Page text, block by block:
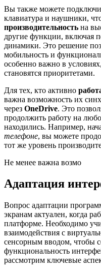
Вы также можете
клавиатура и наушники,
производительность на
другие функции, включая
динамики. Это решение
мобильность и
особенно важно в
становятся приоритетами.
Для тех, кто активно
важна возможность их
через OneDrive. Это
продолжить работу на
находились. Например,
телефоне, вы можете
тот же уровень
Не менее важна возмо
Адаптация
Вопрос адаптации
экранам актуален, когда
платформе. Необходимо
взаимодействия с
сенсорным вводом, чтобы
функциональность
рассмотрим ключевые